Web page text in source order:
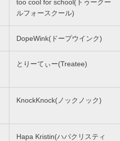
too cool for school(トゥークー
ルフォースクール)
DopeWink(ドープウインク)
とりーてぃー(Treatee)
KnockKnock(ノックノック)
Hapa Kristin(ハパクリスティ